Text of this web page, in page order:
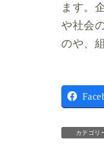
ます。
や社会
のや、
カテゴリ